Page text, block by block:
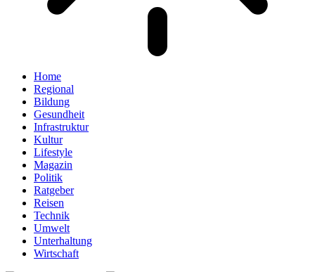
Home
Regional
Bildung
Gesundheit
Infrastruktur
Kultur
Lifestyle
Magazin
Politik
Ratgeber
Reisen
Technik
Umwelt
Unterhaltung
Wirtschaft